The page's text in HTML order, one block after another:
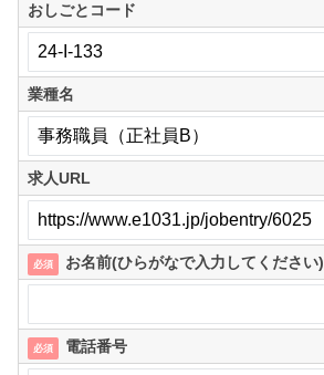
おしごとコード
業種名
求人URL
必須 お名前(ひらがなで入力してください)
必須 電話番号